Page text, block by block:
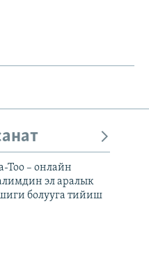
Тоо – онлайн
эл аралык
болууга тийиш